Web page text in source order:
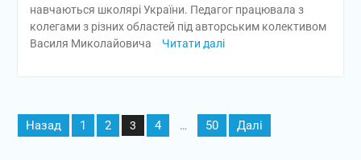
навчаються школярі України. Педагог працювала з
колегами з різних областей під авторським колективом
Василя Миколайовича
Читати далі
Пагінація
записів
Назад 1 2 3 4 … 50 Далі